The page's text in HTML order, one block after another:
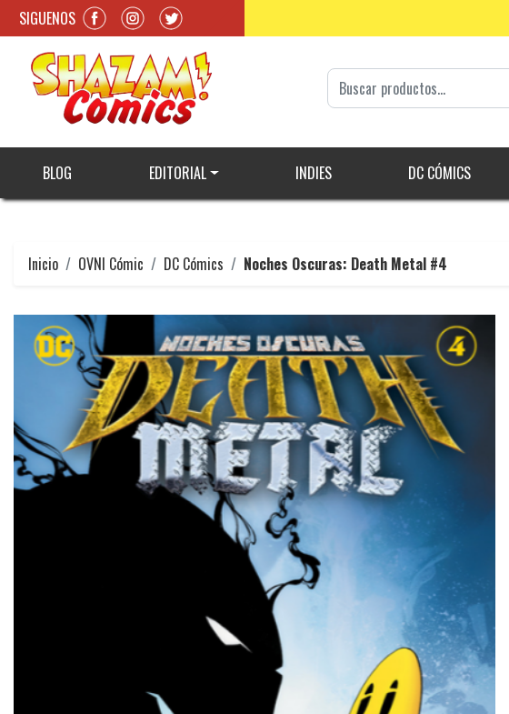
SIGUENOS
BLOG EDITORIAL INDIES DC CÓMICS
Inicio OVNI Cómic DC Cómics Noches Oscuras: Death Metal #4